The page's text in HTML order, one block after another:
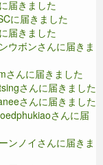
届きました
に届きました
届きました
ウボンさんに届きま
さんに届きました
さんに届きました
さんに届きました
さんに届
ンノイさんに届きま